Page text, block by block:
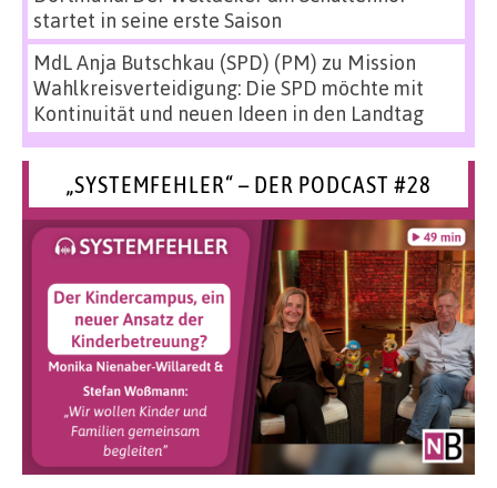
startet in seine erste Saison
MdL Anja Butschkau (SPD) (PM) zu Mission
Wahlkreisverteidigung: Die SPD möchte mit
Kontinuität und neuen Ideen in den Landtag
„SYSTEMFEHLER“ – DER PODCAST #28